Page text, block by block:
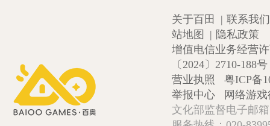
关于百田 | 联系我们
站地图
| 隐私政策
增值电信业务经营
〔2024〕2710-188号
营业执照
粤ICP备
举报中心
网络游
文化部监督电子邮